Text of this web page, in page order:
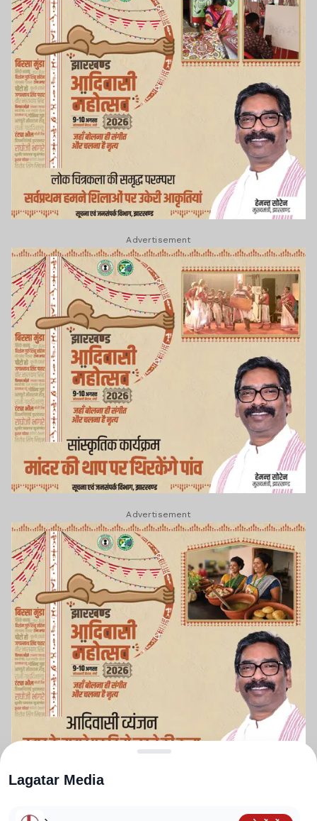
Advertisement
Advertisement
Lagatar Media